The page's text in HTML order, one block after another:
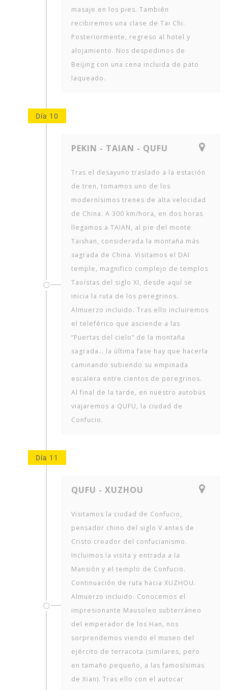
masaje en los pies. También
recibiremos una clase de Tai Chi.
Posteriormente, regreso al hotel y
alojamiento. Nos despedimos de
Beijing con una cena incluida de pato
laqueado.
Día 10
PEKIN - TAIAN - QUFU
Tras el desayuno traslado a la estación
de tren, tomamos uno de los
modernísimos trenes de alta velocidad
de China. A 300 km/hora, en dos horas
llegamos a TAIAN, al pie del monte
Taishan, considerada la montaña más
sagrada de China. Visitamos el DAI
temple, magnifico complejo de templos
Taoístas del siglo XI, desde aquí se
inicia la ruta de los peregrinos.
Almuerzo incluido. Tras ello incluiremos
el teleférico que asciende a las
“Puertas del cielo” de la montaña
sagrada… la última fase hay que hacerla
caminando subiendo su empinada
escalera entre cientos de peregrinos.
Al final de la tarde, en nuestro autobús
viajaremos a QUFU, la ciudad de
Confucio.
Día 11
QUFU - XUZHOU
Visitamos la ciudad de Confucio,
pensador chino del siglo V antes de
Cristo creador del confucianismo.
Incluimos la visita y entrada a la
Mansión y el templo de Confucio.
Continuación de ruta hacia XUZHOU.
Almuerzo incluido. Conocemos el
impresionante Mausoleo subterráneo
del emperador de los Han, nos
sorprendemos viendo el museo del
ejército de terracota (similares, pero
en tamaño pequeño, a las famosísimas
de Xian). Tras ello con el autocar